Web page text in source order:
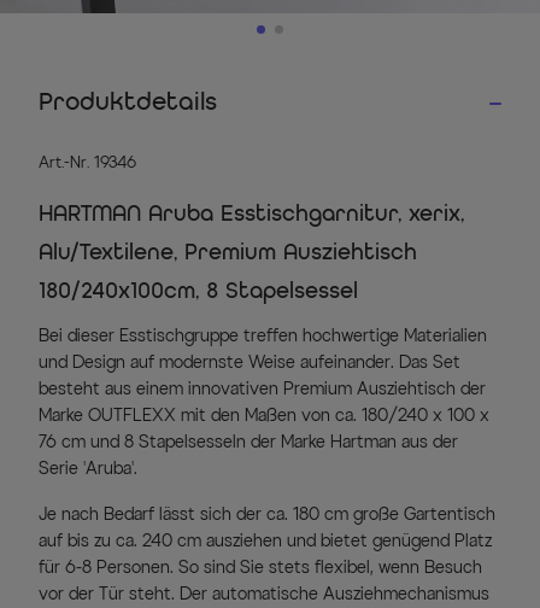
Produktdetails
Art.-Nr. 19346
HARTMAN Aruba Esstischgarnitur, xerix,
Alu/Textilene, Premium Ausziehtisch
180/240x100cm, 8 Stapelsessel
Bei dieser Esstischgruppe treffen hochwertige Materialien
und Design auf modernste Weise aufeinander. Das Set
besteht aus einem innovativen Premium Ausziehtisch der
Marke OUTFLEXX mit den Maßen von ca. 180/240 x 100 x
76 cm und 8 Stapelsesseln der Marke Hartman aus der
Serie 'Aruba'.
Je nach Bedarf lässt sich der ca. 180 cm große Gartentisch
auf bis zu ca. 240 cm ausziehen und bietet genügend Platz
für 6-8 Personen. So sind Sie stets flexibel, wenn Besuch
vor der Tür steht. Der automatische Ausziehmechanismus